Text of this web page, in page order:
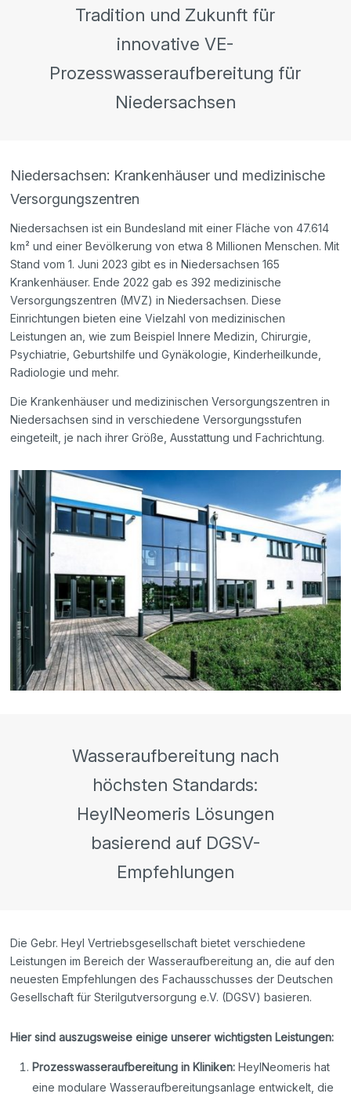
Tradition und Zukunft für
innovative VE-
Prozesswasseraufbereitung für
Niedersachsen
Niedersachsen: Krankenhäuser und medizinische
Versorgungszentren
Niedersachsen ist ein Bundesland mit einer Fläche von 47.614
km² und einer Bevölkerung von etwa 8 Millionen Menschen. Mit
Stand vom 1. Juni 2023 gibt es in Niedersachsen 165
Krankenhäuser. Ende 2022 gab es 392 medizinische
Versorgungszentren (MVZ) in Niedersachsen. Diese
Einrichtungen bieten eine Vielzahl von medizinischen
Leistungen an, wie zum Beispiel Innere Medizin, Chirurgie,
Psychiatrie, Geburtshilfe und Gynäkologie, Kinderheilkunde,
Radiologie und mehr.
Die Krankenhäuser und medizinischen Versorgungszentren in
Niedersachsen sind in verschiedene Versorgungsstufen
eingeteilt, je nach ihrer Größe, Ausstattung und Fachrichtung.
Wasseraufbereitung nach
höchsten Standards:
HeylNeomeris Lösungen
basierend auf DGSV-
Empfehlungen
Die Gebr. Heyl Vertriebsgesellschaft bietet verschiedene
Leistungen im Bereich der Wasseraufbereitung an, die auf den
neuesten Empfehlungen des Fachausschusses der Deutschen
Gesellschaft für Sterilgutversorgung e.V. (DGSV) basieren.
Hier sind auszugsweise einige unserer wichtigsten Leistungen:
Prozesswasseraufbereitung in Kliniken: HeylNeomeris hat
eine modulare Wasseraufbereitungsanlage entwickelt, die